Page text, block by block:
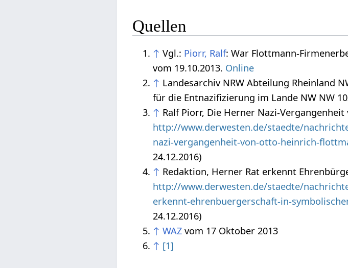
Quellen
↑ Vgl.: Piorr, Ralf: War Flottmann-
vom 19.10.2013. Online
↑ Landesarchiv NRW Abteilung Rheinland
für die Entnazifizierung im Lande NW NW
↑ Ralf Piorr, Die Herner Nazi-
http://www.derwesten.de/staedte/
nazi-vergangenheit-von-otto-heinrich-
24.12.2016)
↑ Redaktion, Herner Rat erkennt
http://www.derwesten.de/staedte/
erkennt-ehrenbuergerschaft-in-
24.12.2016)
↑ WAZ vom 17 Oktober 2013
↑ [1]